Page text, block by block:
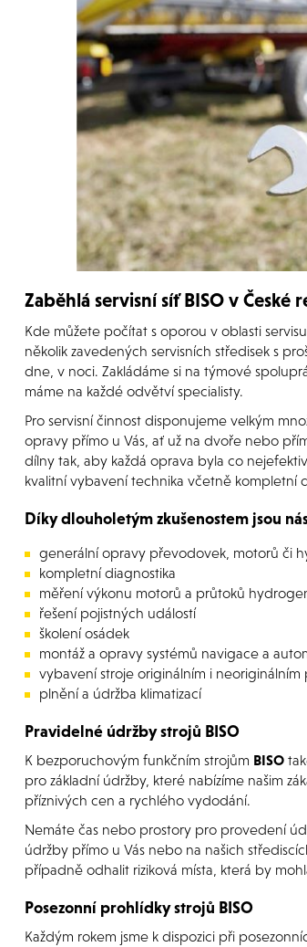
Zaběhlá servisní síť BISO v České
Kde můžete počítat s oporou v oblasti
několik zavedených servisních středisek s
dne, v noci. Zakládáme si na týmové
máme na každé odvětví specialisty.
Pro servisní činnost disponujeme velkým
opravy přímo u Vás, ať už na dvoře nebo
dílny tak, aby každá oprava byla co
kvalitní vybavení technika včetně kompletní
Díky dlouholetým zkušenostem jsou
generální opravy převodovek, motorů či
kompletní diagnostika
měření výkonu motorů a průtoků
řešení pojistných událostí
školení osádek
montáž a opravy systémů navigace a
vybavení stroje originálním i neoriginálním
plnění a údržba klimatizací
Pravidelné údržby strojů BISO
K bezporuchovým funkčním strojům BISO
pro základní údržby, které nabízíme našim
příznivých cen a rychlého vydodání.
Nemáte čas nebo prostory pro provedení
údržby přímo u Vás nebo na našich
případně odhalit riziková místa, která by
Posezonní prohlídky strojů BISO
Každým rokem jsme k dispozici při